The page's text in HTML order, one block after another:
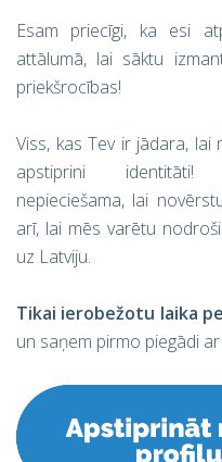
Esam priecīgi, ka esi
attālumā, lai sāktu
priekšrocības!
Viss, kas Tev ir jādara,
apstiprini identitāti!
nepieciešama, lai
arī, lai mēs varētu
uz Latviju.
Tikai ierobežotu laika
un saņem pirmo piegādi